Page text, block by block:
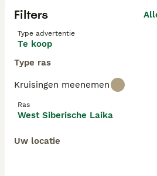
Filters
Type advertentie
Te koop
Type ras
Kruisingen meenemen
Ras
West Siberische Laika
Uw locatie